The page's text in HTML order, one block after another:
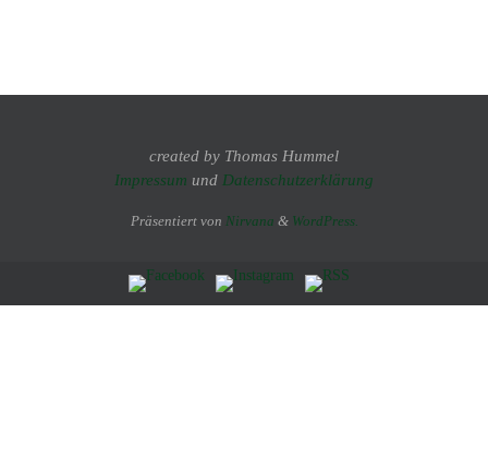
created by Thomas Hummel
Impressum und Datenschutzerklärung
Präsentiert von Nirvana & WordPress.